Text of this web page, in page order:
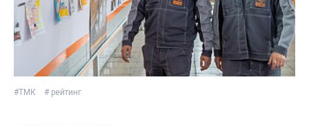
#ТМК # рейтинг